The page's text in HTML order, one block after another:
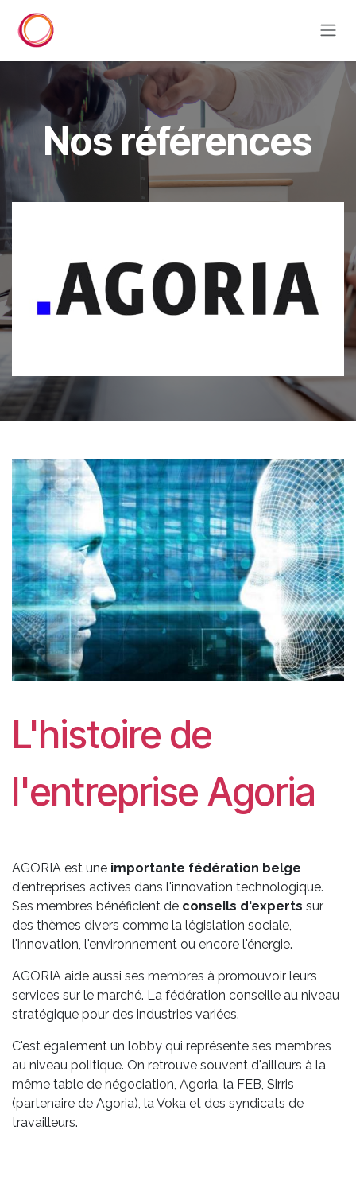
Nos références
L'histoire de
l'entreprise Agoria
AGORIA est une importante fédération belge
d'entreprises actives dans l'innovation technologique.
Ses membres bénéficient de conseils d'experts sur
des thèmes divers comme la législation sociale,
l'innovation, l'environnement ou encore l'énergie.
AGORIA aide aussi ses membres à promouvoir leurs
services sur le marché. La fédération conseille au niveau
stratégique pour des industries variées.
C'est également un lobby qui représente ses membres
au niveau politique. On retrouve souvent d'ailleurs à la
même table de négociation, Agoria, la FEB, Sirris
(partenaire de Agoria), la Voka et des syndicats de
travailleurs.